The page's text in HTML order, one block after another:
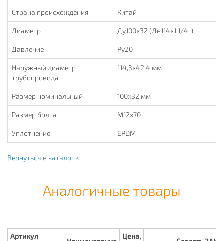
Страна происхождения Китай
Диаметр Ду100х32 (Дн114х1 1/4")
Давление Ру20
Наружный диаметр
трубопровода
114,3х42,4 мм
Размер номинальный 100х32 мм
Размер болта M12х70
Уплотнение EPDM
Вернуться в каталог <
Аналогичные товары
Артикул
Цена,